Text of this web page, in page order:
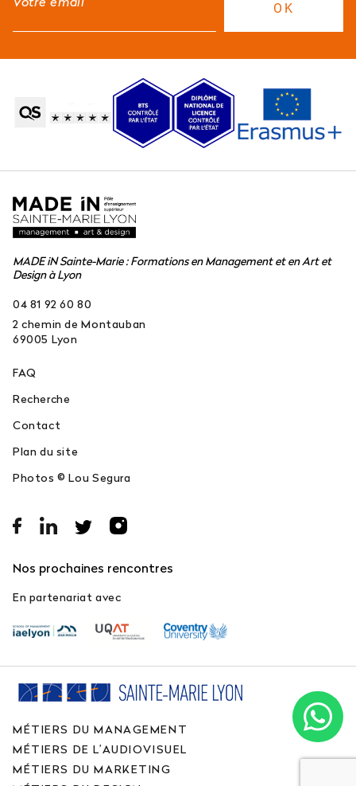
MADE iN Sainte-Marie : Formations en Management et en Art et
Design à Lyon
04 81 92 60 80
2 chemin de Montauban
69005 Lyon
FAQ
Recherche
Contact
Plan du site
Photos © Lou Segura
Nos prochaines rencontres
En partenariat avec
MÉTIERS DU MANAGEMENT
MÉTIERS DE L’AUDIOVISUEL
MÉTIERS DU MARKETING